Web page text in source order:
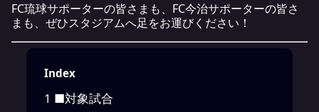
FC琉球サポーターの皆さまも、FC今治サポーターの皆さ
まも、ぜひスタジアムへ足をお運びください！
Index
1 ■対象試合